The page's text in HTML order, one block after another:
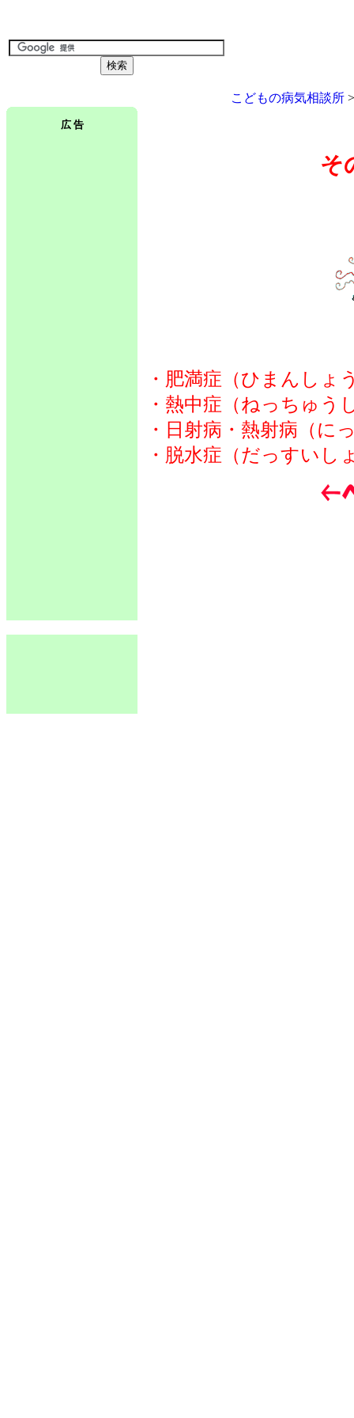
こどもの病気相談所
広 告
そ
・肥満症（ひまんしょ
・熱中症（ねっちゅう
・日射病・熱射病（に
・脱水症（だっすいし